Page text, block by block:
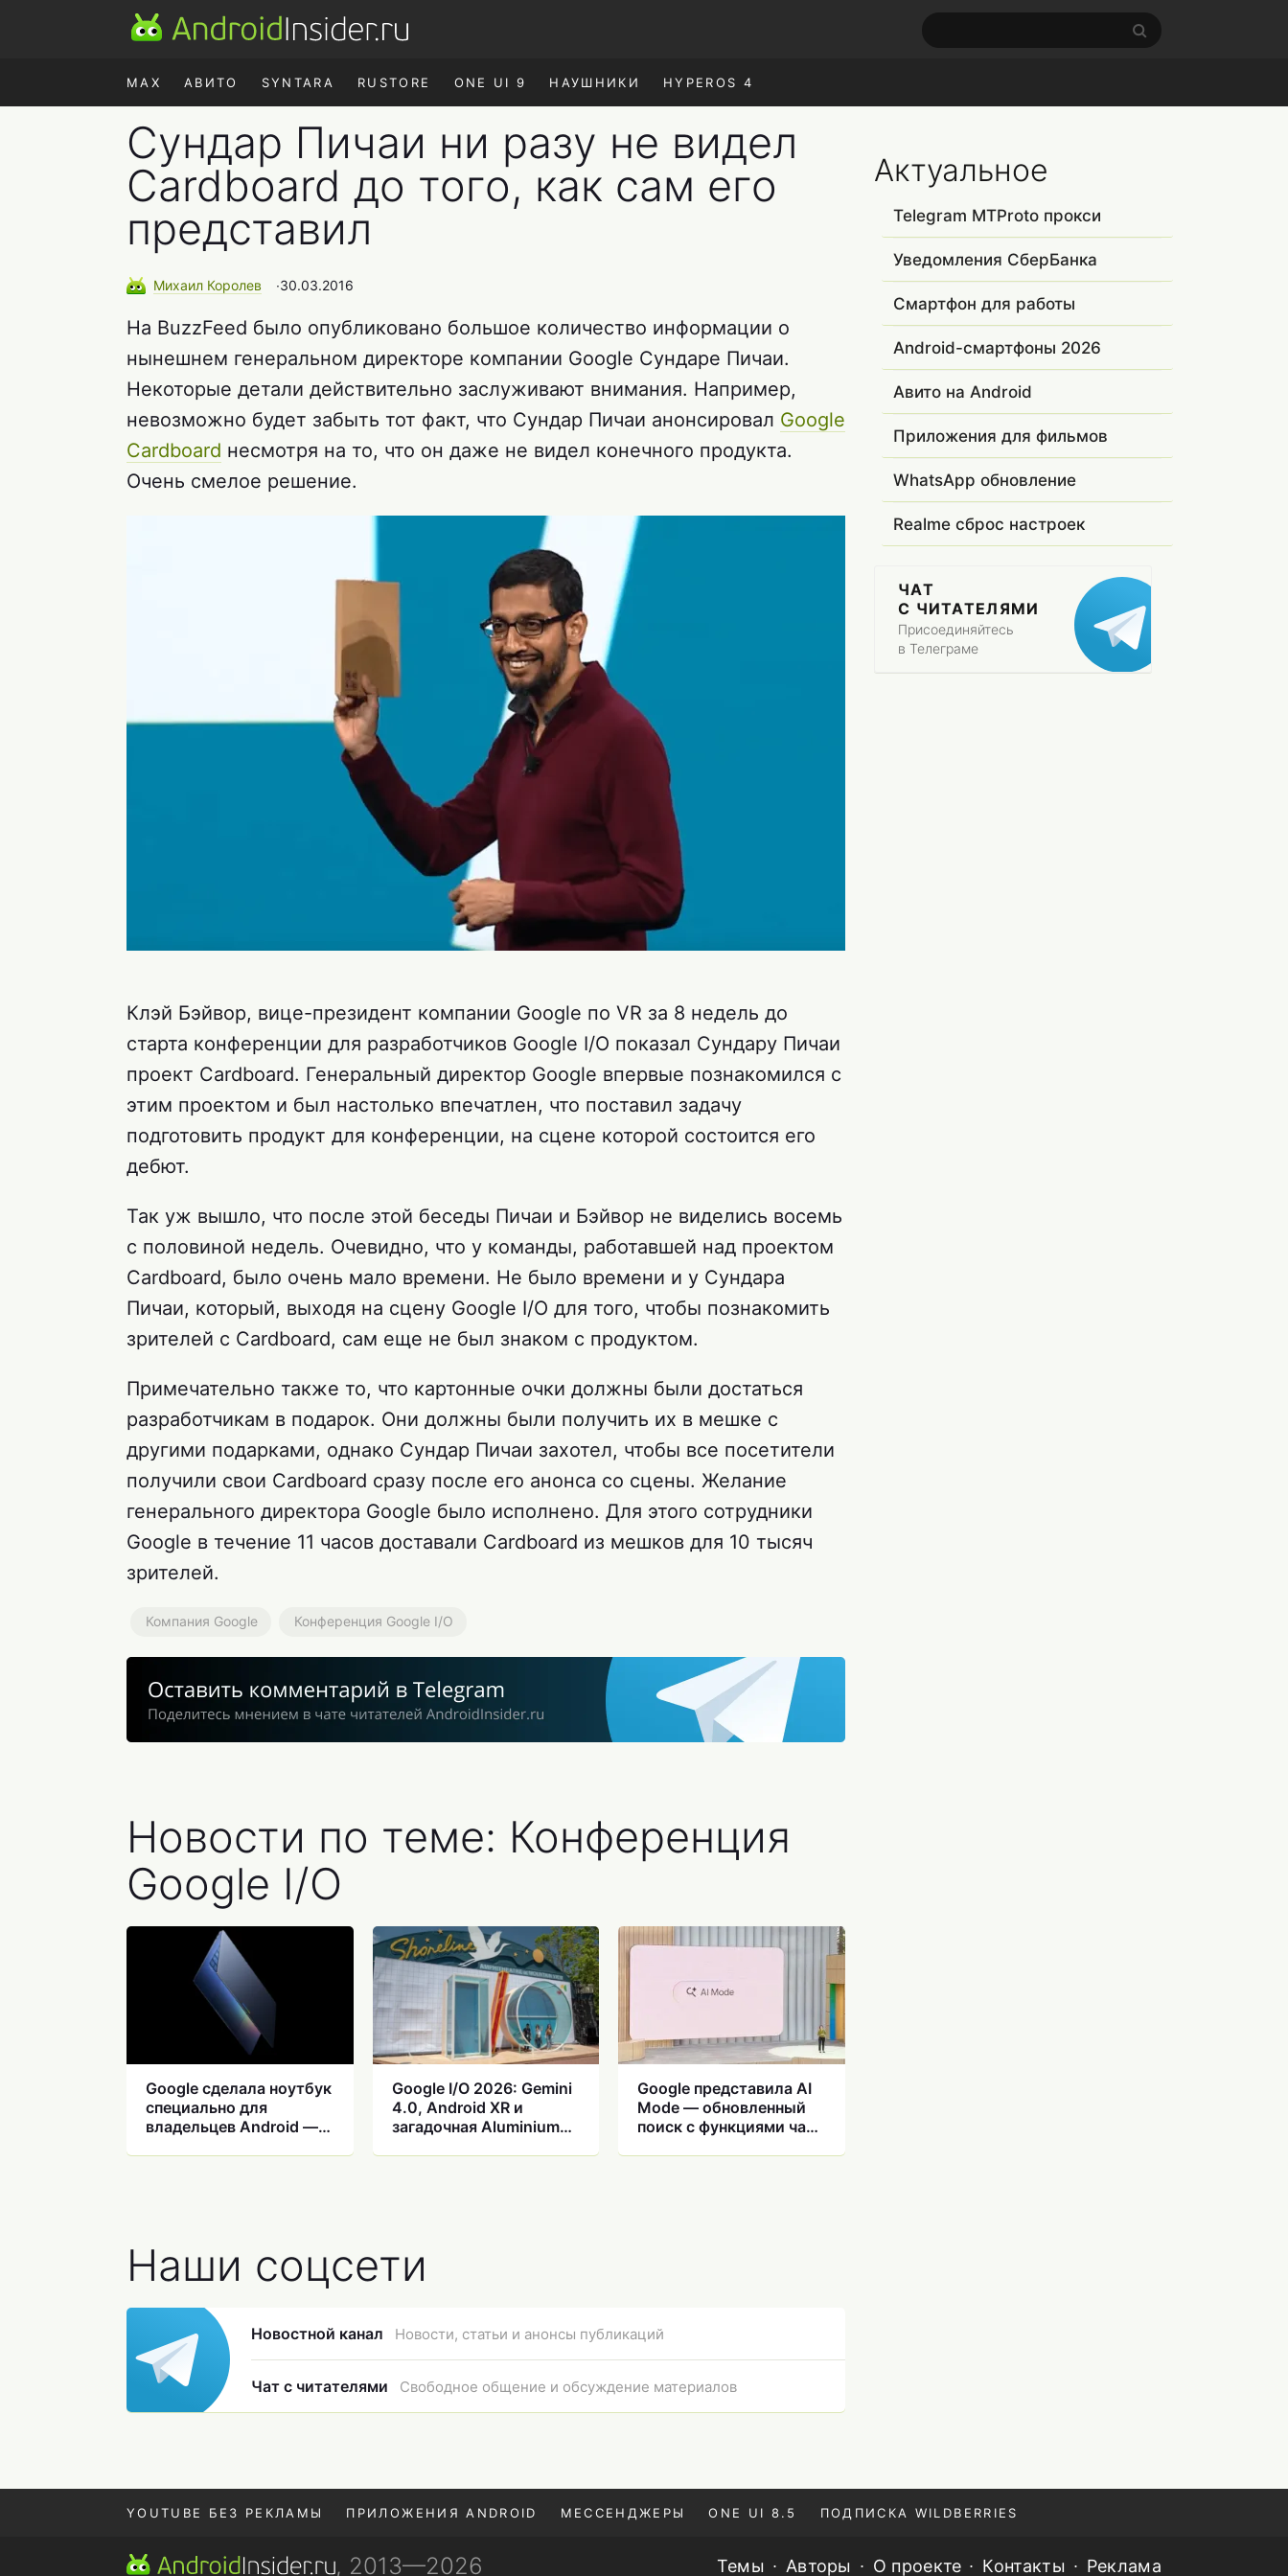
MAX АВИТО SYNTARA RUSTORE ONE UI 9 НАУШНИКИ HYPEROS 4
Сундар Пичаи ни разу не видел
Cardboard до того, как сам его
представил
Михаил Королев ∙30.03.2016
На BuzzFeed было опубликовано большое количество информации о
нынешнем генеральном директоре компании Google Сундаре Пичаи.
Некоторые детали действительно заслуживают внимания. Например,
невозможно будет забыть тот факт, что Сундар Пичаи анонсировал Google
Cardboard несмотря на то, что он даже не видел конечного продукта.
Очень смелое решение.
Клэй Бэйвор, вице-президент компании Google по VR за 8 недель до
старта конференции для разработчиков Google I/O показал Сундару Пичаи
проект Cardboard. Генеральный директор Google впервые познакомился с
этим проектом и был настолько впечатлен, что поставил задачу
подготовить продукт для конференции, на сцене которой состоится его
дебют.
Так уж вышло, что после этой беседы Пичаи и Бэйвор не виделись восемь
с половиной недель. Очевидно, что у команды, работавшей над проектом
Cardboard, было очень мало времени. Не было времени и у Сундара
Пичаи, который, выходя на сцену Google I/O для того, чтобы познакомить
зрителей с Cardboard, сам еще не был знаком с продуктом.
Примечательно также то, что картонные очки должны были достаться
разработчикам в подарок. Они должны были получить их в мешке с
другими подарками, однако Сундар Пичаи захотел, чтобы все посетители
получили свои Cardboard сразу после его анонса со сцены. Желание
генерального директора Google было исполнено. Для этого сотрудники
Google в течение 11 часов доставали Cardboard из мешков для 10 тысяч
зрителей.
Компания Google Конференция Google I/O
Новости по теме: Конференция
Google I/O
Google сделала ноутбук
специально для
владельцев Android —
Google I/O 2026: Gemini
4.0, Android XR и
загадочная Aluminium
Google представила AI
Mode — обновленный
поиск с функциями чат-
Наши соцсети
Новостной канал Новости, статьи и анонсы публикаций
Чат с читателями Свободное общение и обсуждение материалов
Актуальное
Telegram MTProto прокси
Уведомления СберБанка
Смартфон для работы
Android-смартфоны 2026
Авито на Android
Приложения для фильмов
WhatsApp обновление
Realme сброс настроек
ЧАТ
С ЧИТАТЕЛЯМИ
Присоединяйтесь
в Телеграме
YOUTUBE БЕЗ РЕКЛАМЫ ПРИЛОЖЕНИЯ ANDROID МЕССЕНДЖЕРЫ ONE UI 8.5 ПОДПИСКА WILDBERRIES
REALME VS ONEPLUS , 2013—2026 Темы Авторы О проекте Контакты Реклама